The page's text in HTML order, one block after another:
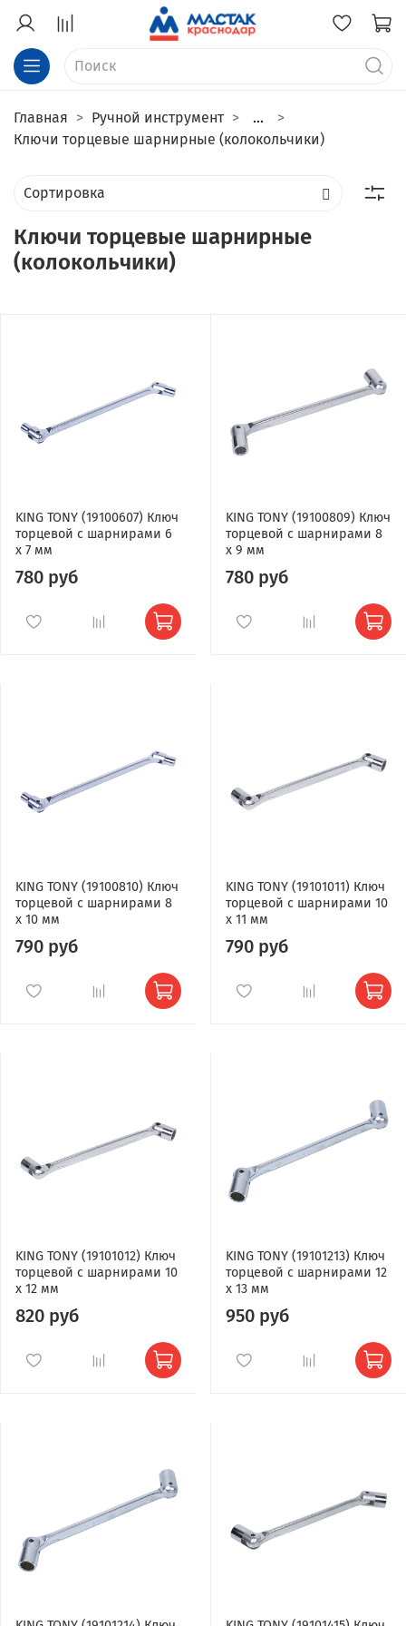
Главная Ручной инструмент
...
Ключи торцевые шарнирные (колокольчики)
Ключи торцевые шарнирные
(колокольчики)
KING TONY (19100607) Ключ
торцевой с шарнирами 6
x 7 мм
780 руб
KING TONY (19100809) Ключ
торцевой с шарнирами 8
x 9 мм
780 руб
KING TONY (19100810) Ключ
торцевой с шарнирами 8
x 10 мм
790 руб
KING TONY (19101011) Ключ
торцевой с шарнирами 10
x 11 мм
790 руб
KING TONY (19101012) Ключ
торцевой с шарнирами 10
x 12 мм
820 руб
KING TONY (19101213) Ключ
торцевой с шарнирами 12
x 13 мм
950 руб